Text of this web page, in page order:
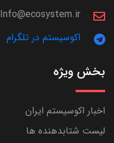
Info@ecosystem.ir
اکوسیستم در تلگرام
بخش ویژه
اخبار اکوسیستم ایران
لیست شتابدهنده ها